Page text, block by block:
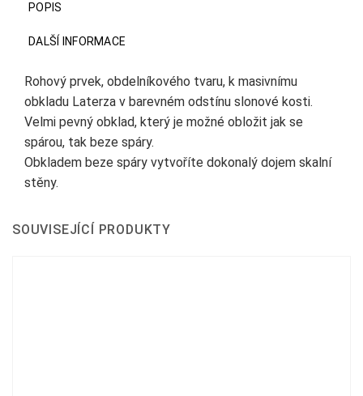
POPIS
DALŠÍ INFORMACE
Rohový prvek, obdelníkového tvaru, k masivnímu
obkladu Laterza v barevném odstínu slonové kosti.
Velmi pevný obklad, který je možné obložit jak se
spárou, tak beze spáry.
Obkladem beze spáry vytvoříte dokonalý dojem skalní
stěny.
SOUVISEJÍCÍ PRODUKTY